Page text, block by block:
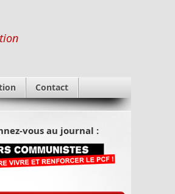
Contact
vous au journal :